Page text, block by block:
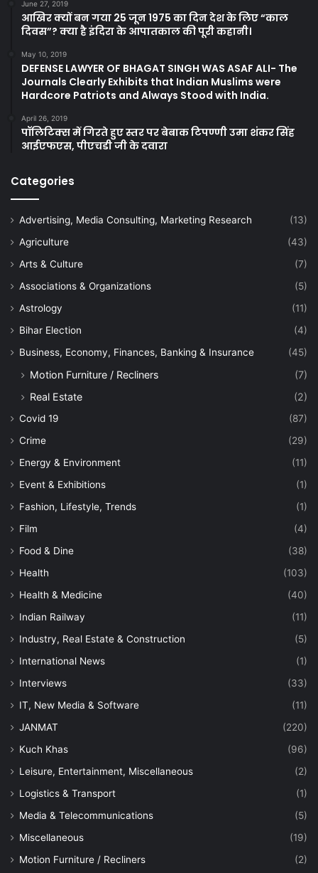
June 27, 2019
आखिर क्यों बन गया 25 जून 1975 का दिन देश के लिए “काल
दिवस”? क्या है इंदिरा के आपातकाल की पूरी कहानी।
May 10, 2019
DEFENSE LAWYER OF BHAGAT SINGH WAS ASAF ALI- The
Journals Clearly Exhibits that Indian Muslims were
Hardcore Patriots and Always Stood with India.
April 26, 2019
पॉलिटिक्स में गिरते हुए स्तर पर बेबाक टिपण्णी उमा शंकर सिंह
आईएफएस, पीएचडी जी के दवारा
Categories
Advertising, Media Consulting, Marketing Research
(13)
Agriculture
(43)
Arts & Culture
(7)
Associations & Organizations
(5)
Astrology
(11)
Bihar Election
(4)
Business, Economy, Finances, Banking & Insurance
(45)
Motion Furniture / Recliners
(7)
Real Estate
(2)
Covid 19
(87)
Crime
(29)
Energy & Environment
(11)
Event & Exhibitions
(1)
Fashion, Lifestyle, Trends
(1)
Film
(4)
Food & Dine
(38)
Health
(103)
Health & Medicine
(40)
Indian Railway
(11)
Industry, Real Estate & Construction
(5)
International News
(1)
Interviews
(33)
IT, New Media & Software
(11)
JANMAT
(220)
Kuch Khas
(96)
Leisure, Entertainment, Miscellaneous
(2)
Logistics & Transport
(1)
Media & Telecommunications
(5)
Miscellaneous
(19)
Motion Furniture / Recliners
(2)